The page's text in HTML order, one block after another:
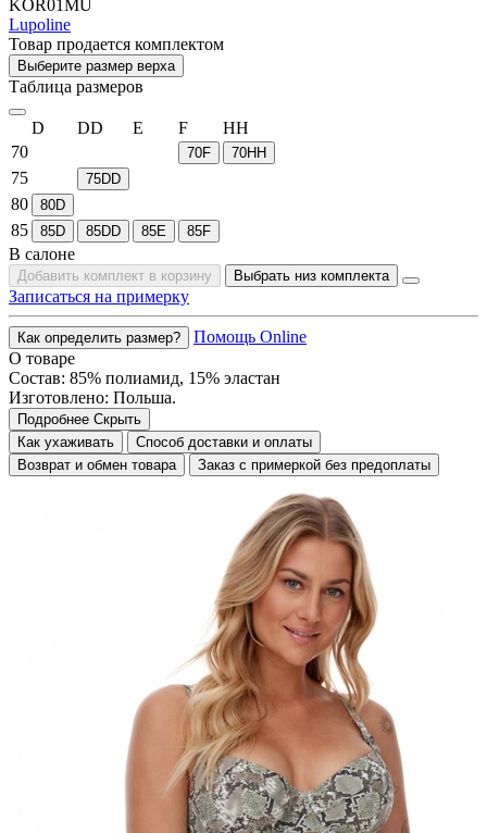
KOR01MU
Lupoline
Товар продается комплектом
Выберите размер верха
Таблица размеров
D DD E F
HH
70
70F 70HH
75 75DD
80 80D
85 85D 85DD 85E 85F
В салоне
Добавить комплект в корзину Выбрать низ комплекта
Записаться на примерку
Как определить размер?
Помощь Online
О товаре
Состав: 85% полиамид, 15% эластан
Изготовлено: Польша.
Подробнее Скрыть
Как ухаживать
Способ доставки и оплаты
Возврат и обмен товара
Заказ с примеркой без предоплаты